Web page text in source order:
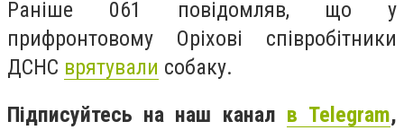
Раніше 061 повідомляв, що у
прифронтовому Оріхові співробітники
ДСНС врятували собаку.
Підписуйтесь на наш канал в Telegram,